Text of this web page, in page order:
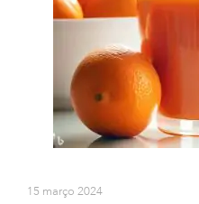
15 março 2024